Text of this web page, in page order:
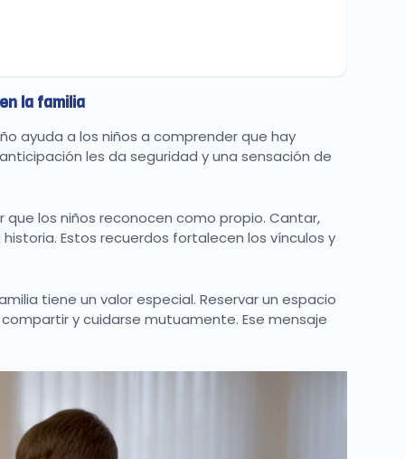
la familia
ayuda a los niños a comprender que hay
les da seguridad y una sensación de
los niños reconocen como propio. Cantar,
Estos recuerdos fortalecen los vínculos y
tiene un valor especial. Reservar un espacio
y cuidarse mutuamente. Ese mensaje